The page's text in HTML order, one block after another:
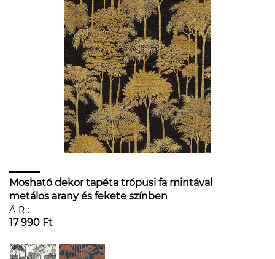
Mosható dekor tapéta trópusi fa mintával
metálos arany és fekete színben
ÁR:
17 990 Ft